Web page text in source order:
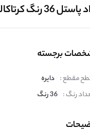
مدل پاستل مدادی 47037 به همراه کیف جامدادی
برجسته
مقطع : دایره
رنگ : 36 رنگ